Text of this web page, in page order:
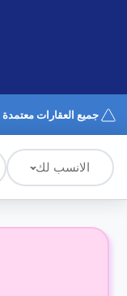
كيف
تعمل؟
الأسئلة
الشائعة
جميع العقارات معتمدة
الانسب لك